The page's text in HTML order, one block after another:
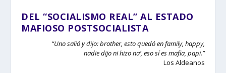
DEL “SOCIALISMO REAL” AL ESTADO
MAFIOSO POSTSOCIALISTA
“Uno salió y dijo: brother, esto quedó en family, happy,
nadie dijo ni hizo na’, eso sí es mafia, papi.”
Los Aldeanos